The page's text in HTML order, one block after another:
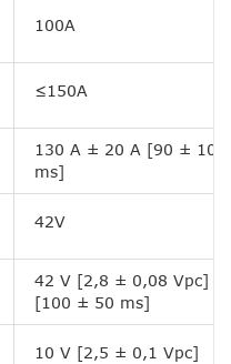
100A
≤150A
130 A ± 20 A [90 ± 10
ms]
42V
42 V [2,8 ± 0,08 Vpc]
[100 ± 50 ms]
10 V [2,5 ± 0,1 Vpc]